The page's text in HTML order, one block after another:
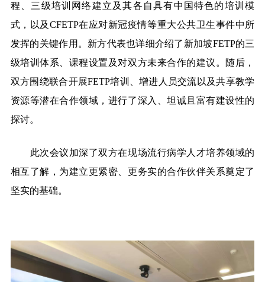
程、三级培训网络建立及其各自具有中国特色的培训模
式，以及CFETP在应对新冠疫情等重大公共卫生事件中所
发挥的关键作用。新方代表也详细介绍了新加坡FETP的三
级培训体系、课程设置及对双方未来合作的建议。随后，
双方围绕联合开展FETP培训、增进人员交流以及共享教学
资源等潜在合作领域，进行了深入、坦诚且富有建设性的
探讨。
此次会议加深了双方在现场流行病学人才培养领域的
相互了解，为建立更紧密、更务实的合作伙伴关系奠定了
坚实的基础。